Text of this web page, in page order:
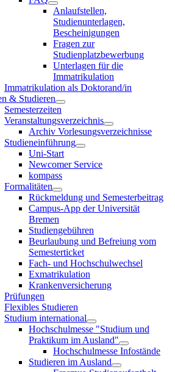
Anlaufstellen,
Studienunterlagen,
Bescheinigungen
Fragen zur
Studienplatzbewerbung
Unterlagen für die
Immatrikulation
Immatrikulation als Doktorand/in
& Studieren
Semesterzeiten
Veranstaltungsverzeichnis
Archiv Vorlesungsverzeichnisse
Studieneinführung
Uni-Start
Newcomer Service
kompass
Formalitäten
Rückmeldung und Semesterbeitrag
Campus-App der Universität
Bremen
Studiengebühren
Beurlaubung und Befreiung vom
Semesterticket
Fach- und Hochschulwechsel
Exmatrikulation
Krankenversicherung
Prüfungen
Flexibles Studieren
Studium international
Hochschulmesse "Studium und
Praktikum im Ausland"
Hochschulmesse Infostände
Studieren im Ausland